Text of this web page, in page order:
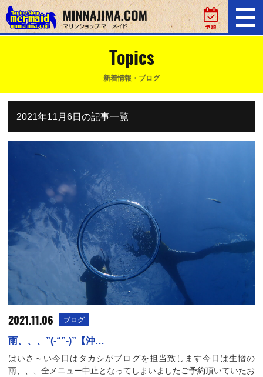
Topics
新着情報・ブログ
2021年11月6日の記事一覧
2021.11.06 ブログ
雨、、、”(-“”-)”【沖…
はいさ～い今日はタカシがブログを担当致します今日は生憎の
雨、、、全メニュー中止となってしまいましたご予約頂いていたお